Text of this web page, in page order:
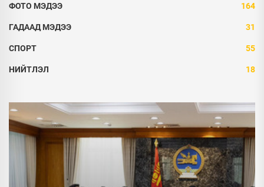
ФОТО МЭДЭЭ 164
ГАДААД МЭДЭЭ 31
СПОРТ 55
НИЙТЛЭЛ 18